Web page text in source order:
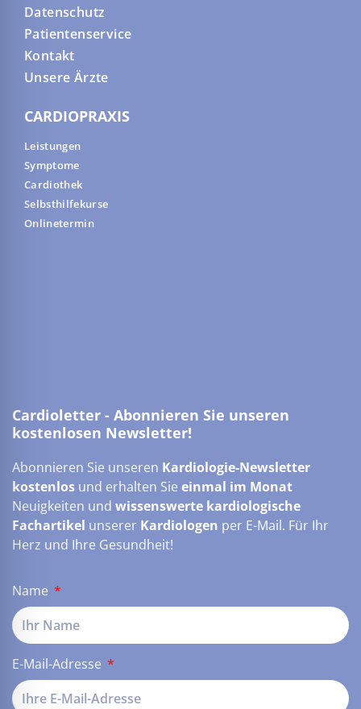
Datenschutz
Patientenservice
Kontakt
Unsere Ärzte
CARDIOPRAXIS
Leistungen
Symptome
Cardiothek
Selbsthilfekurse
Onlinetermin
Cardioletter - Abonnieren Sie unseren
kostenlosen Newsletter!
Abonnieren Sie unseren Kardiologie-Newsletter
kostenlos und erhalten Sie einmal im Monat
Neuigkeiten und wissenswerte kardiologische
Fachartikel unserer Kardiologen per E-Mail. Für Ihr
Herz und Ihre Gesundheit!
Name
E-Mail-Adresse